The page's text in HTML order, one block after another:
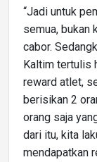
“Jadi untuk
semua, bukan
cabor.
Kaltim tertulis
reward atlet,
berisikan 2
orang saja
dari itu, kita
mendapatkan